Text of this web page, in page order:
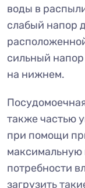
воды в
слабый напор
сильный
на нижнем.
также частью
при помощи
максимальную
потребности
загрузить